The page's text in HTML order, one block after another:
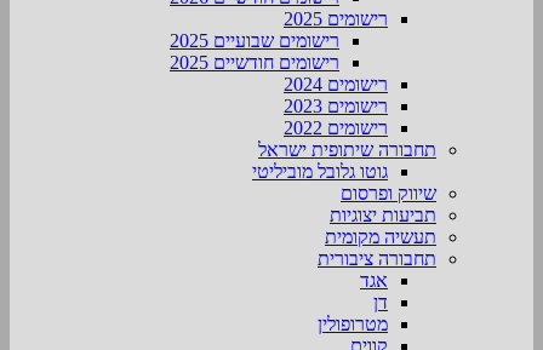
רישומים 2025
רישומים שבועיים 2025
רישומים חודשיים 2025
רישומים 2024
רישומים 2023
רישומים 2022
תחבורה שיתופית ישראל
גוטו גלובל מוביליטי
שיווק ופרסום
תביעות יצוגיות
תעשיה מקומית
תחבורה ציבורית
אגד
דן
מטרופולין
קווים